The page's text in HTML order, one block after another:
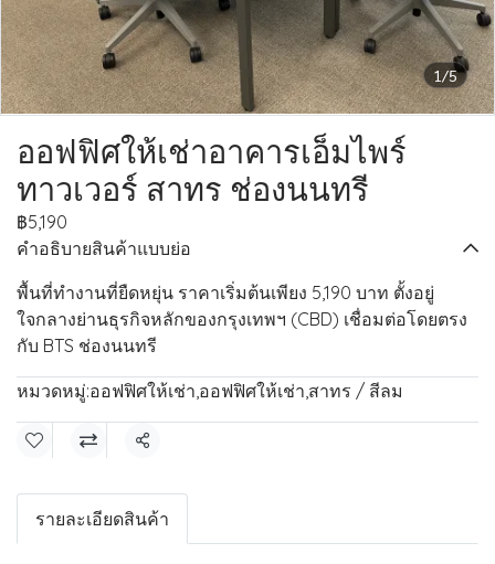
1/5
ออฟฟิศให้เช่าอาคารเอ็มไพร์
ทาวเวอร์ สาทร ช่องนนทรี
฿5,190
คำอธิบายสินค้าแบบย่อ
พื้นที่ทำงานที่ยืดหยุ่น ราคาเริ่มต้นเพียง 5,190 บาท ตั้งอยู่
ใจกลางย่านธุรกิจหลักของกรุงเทพฯ (CBD) เชื่อมต่อโดยตรง
กับ BTS ช่องนนทรี
หมวดหมู่:ออฟฟิศให้เช่า,ออฟฟิศให้เช่า,สาทร / สีลม
แชร์
รายละเอียดสินค้า